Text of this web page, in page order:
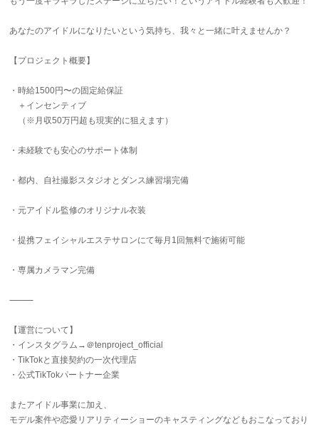
あなたのアイドルになりたいという気持ち、我々と一緒に叶えませんか？
【プロジェクト概要】
・時給1500円〜の固定給保証
＋インセンティブ
（※月収50万円超も現実的に狙えます）
・未経験でも安心のサポート体制
・都内、自社撮影スタジオとダンス練習場完備
・元アイドル監修のオリジナル衣装
・提携フェイシャルエステサロンにて毎月1回無料で施術可能
・専属カメラマン完備
⸻
【運営について】
・インスタグラム→＠tenproject_official
・TikTokと直接契約の一次代理店
・公式TikTokパートナー企業
またアイドル事業に加え、
モデル案件や恋愛リアリティーショーのキャスティングなどもおこなっており